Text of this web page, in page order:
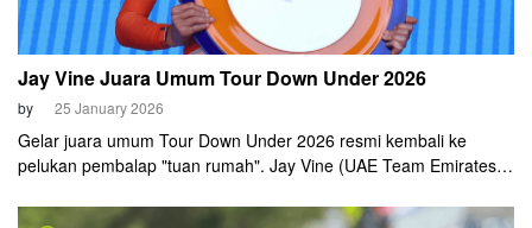
Jay Vine Juara Umum Tour Down Under 2026
by 25 January 2026
Gelar juara umum Tour Down Under 2026 resmi kembali ke
pelukan pembalap "tuan rumah". Jay Vine (UAE Team Emirates–
melewati balapan final yang penuh drama pada Minggu, 25